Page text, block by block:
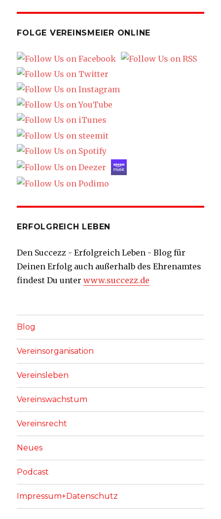
FOLGE VEREINSMEIER ONLINE
ERFOLGREICH LEBEN
Den Succezz - Erfolgreich Leben - Blog für
Deinen Erfolg auch außerhalb des Ehrenamtes
findest Du unterwww.succezz.de
Blog
Vereinsorganisation
Vereinsleben
Vereinswachstum
Vereinsrecht
Neues
Podcast
Impressum+Datenschutz